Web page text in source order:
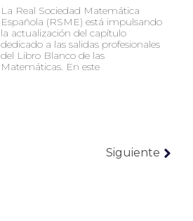
La Real Sociedad Matemática
Española (RSME) está impulsando
la actualización del capítulo
dedicado a las salidas profesionales
del Libro Blanco de las
Matemáticas. En este
Siguiente